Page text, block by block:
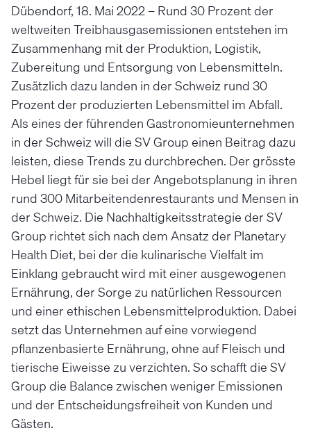
Dübendorf, 18. Mai 2022 – Rund 30 Prozent der
weltweiten Treibhausgasemissionen entstehen im
Zusammenhang mit der Produktion, Logistik,
Zubereitung und Entsorgung von Lebensmitteln.
Zusätzlich dazu landen in der Schweiz rund 30
Prozent der produzierten Lebensmittel im Abfall.
Als eines der führenden Gastronomieunternehmen
in der Schweiz will die SV Group einen Beitrag dazu
leisten, diese Trends zu durchbrechen. Der grösste
Hebel liegt für sie bei der Angebotsplanung in ihren
rund 300 Mitarbeitendenrestaurants und Mensen in
der Schweiz. Die Nachhaltigkeitsstrategie der SV
Group richtet sich nach dem Ansatz der Planetary
Health Diet, bei der die kulinarische Vielfalt im
Einklang gebraucht wird mit einer ausgewogenen
Ernährung, der Sorge zu natürlichen Ressourcen
und einer ethischen Lebensmittelproduktion. Dabei
setzt das Unternehmen auf eine vorwiegend
pflanzenbasierte Ernährung, ohne auf Fleisch und
tierische Eiweisse zu verzichten. So schafft die SV
Group die Balance zwischen weniger Emissionen
und der Entscheidungsfreiheit von Kunden und
Gästen.